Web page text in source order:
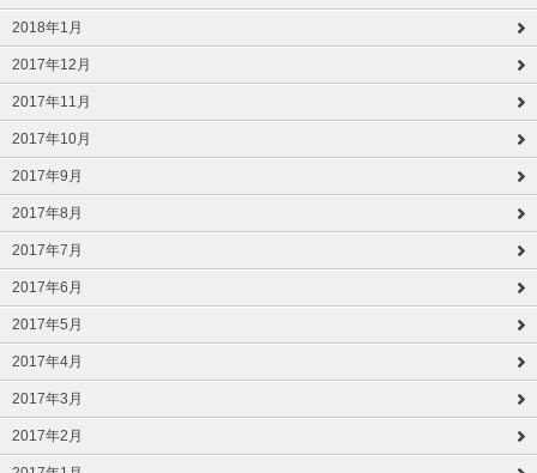
2018年1月
2017年12月
2017年11月
2017年10月
2017年9月
2017年8月
2017年7月
2017年6月
2017年5月
2017年4月
2017年3月
2017年2月